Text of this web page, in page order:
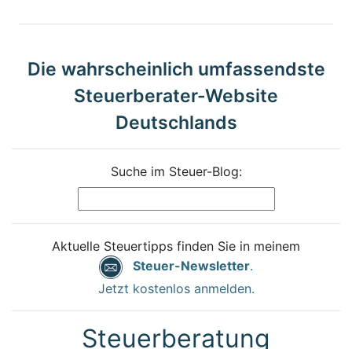
Die wahrscheinlich umfassendste
Steuerberater-Website
Deutschlands
Suche im Steuer-Blog:
Aktuelle Steuertipps finden Sie in meinem
Steuer-Newsletter.
Jetzt kostenlos anmelden.
Steuerberatung